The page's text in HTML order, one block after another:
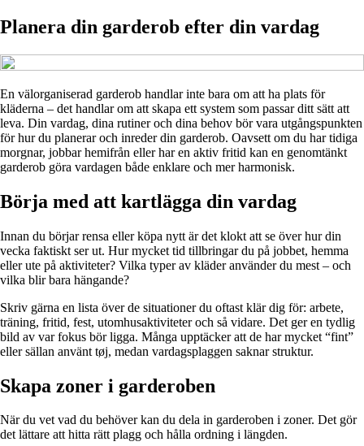
Planera din garderob efter din vardag
En välorganiserad garderob handlar inte bara om att ha plats för
kläderna – det handlar om att skapa ett system som passar ditt sätt att
leva. Din vardag, dina rutiner och dina behov bör vara utgångspunkten
för hur du planerar och inreder din garderob. Oavsett om du har tidiga
morgnar, jobbar hemifrån eller har en aktiv fritid kan en genomtänkt
garderob göra vardagen både enklare och mer harmonisk.
Börja med att kartlägga din vardag
Innan du börjar rensa eller köpa nytt är det klokt att se över hur din
vecka faktiskt ser ut. Hur mycket tid tillbringar du på jobbet, hemma
eller ute på aktiviteter? Vilka typer av kläder använder du mest – och
vilka blir bara hängande?
Skriv gärna en lista över de situationer du oftast klär dig för: arbete,
träning, fritid, fest, utomhusaktiviteter och så vidare. Det ger en tydlig
bild av var fokus bör ligga. Många upptäcker att de har mycket “fint”
eller sällan använt tøj, medan vardagsplaggen saknar struktur.
Skapa zoner i garderoben
När du vet vad du behöver kan du dela in garderoben i zoner. Det gör
det lättare att hitta rätt plagg och hålla ordning i längden.